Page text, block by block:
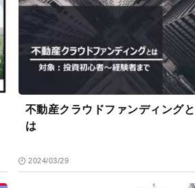
不動産クラウドファンディングと
は
2024/03/29